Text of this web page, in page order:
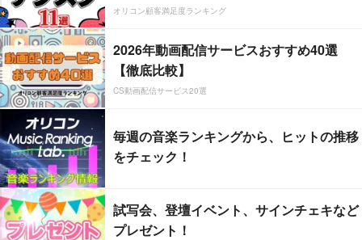
オリコン顧客満足度ランキング
2026年動画配信サービスおすすめ40選
【徹底比較】
CS動画配信サービス20選
毎週の音楽ランキングから、ヒットの推移
をチェック！
試写会、登壇イベント、サインチェキなど
プレゼント！